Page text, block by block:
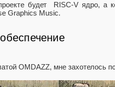
будет RISC-V ядро, а
Graphics Music.
OMDAZZ, мне захотелось